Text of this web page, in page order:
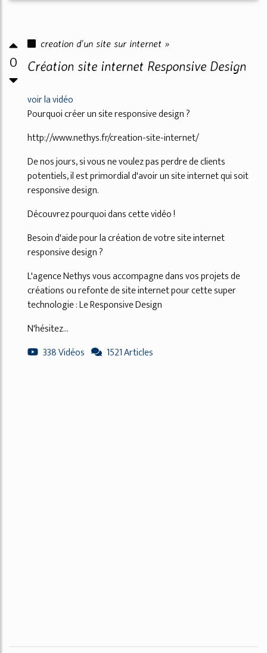
0
creation d'un site sur internet »
Création site internet Responsive Design
voir la vidéo
Pourquoi créer un site responsive design ?
http://www.nethys.fr/creation-site-internet/
De nos jours, si vous ne voulez pas perdre de clients
potentiels, il est primordial d'avoir un site internet qui soit
responsive design.
Découvrez pourquoi dans cette vidéo !
Besoin d'aide pour la création de votre site internet
responsive design ?
L'agence Nethys vous accompagne dans vos projets de
créations ou refonte de site internet pour cette super
technologie : Le Responsive Design
N'hésitez...
338 Vidéos
1521 Articles